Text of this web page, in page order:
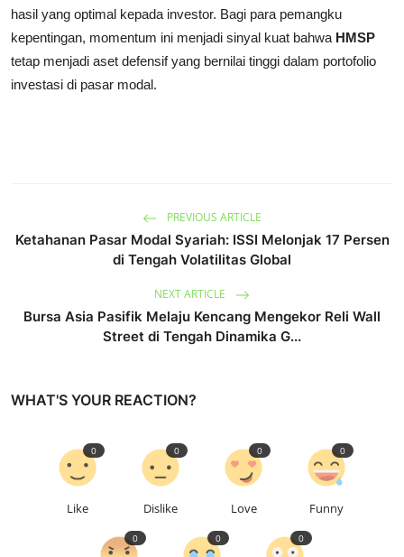
hasil yang optimal kepada investor. Bagi para pemangku
kepentingan, momentum ini menjadi sinyal kuat bahwa HMSP
tetap menjadi aset defensif yang bernilai tinggi dalam portofolio
investasi di pasar modal.
PREVIOUS ARTICLE
Ketahanan Pasar Modal Syariah: ISSI Melonjak 17 Persen
di Tengah Volatilitas Global
NEXT ARTICLE
Bursa Asia Pasifik Melaju Kencang Mengekor Reli Wall
Street di Tengah Dinamika G...
WHAT'S YOUR REACTION?
Like
0
Dislike
0
Love
0
Funny
0
0 0 0